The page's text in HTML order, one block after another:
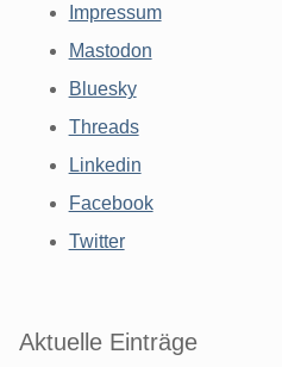
Impressum
Mastodon
Bluesky
Threads
Linkedin
Facebook
Twitter
Aktuelle Einträge